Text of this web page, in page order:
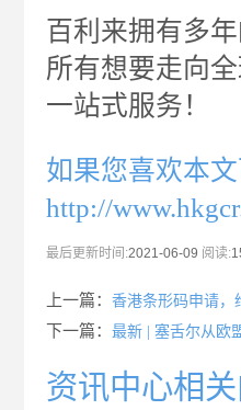
百利来拥有多
所有想要走向
一站式服务！
如果您喜欢本
http://
最后更新时间:2021-06-09 阅读:
上一篇： 香港条形码申请，
下一篇： 最新 | 塞舌尔从欧
资讯中心相